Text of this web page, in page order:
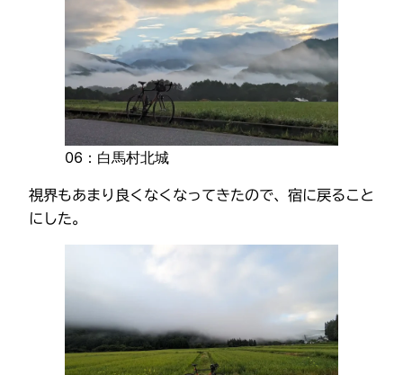
06：白馬村北城
視界もあまり良くなくなってきたので、宿に戻ること
にした。